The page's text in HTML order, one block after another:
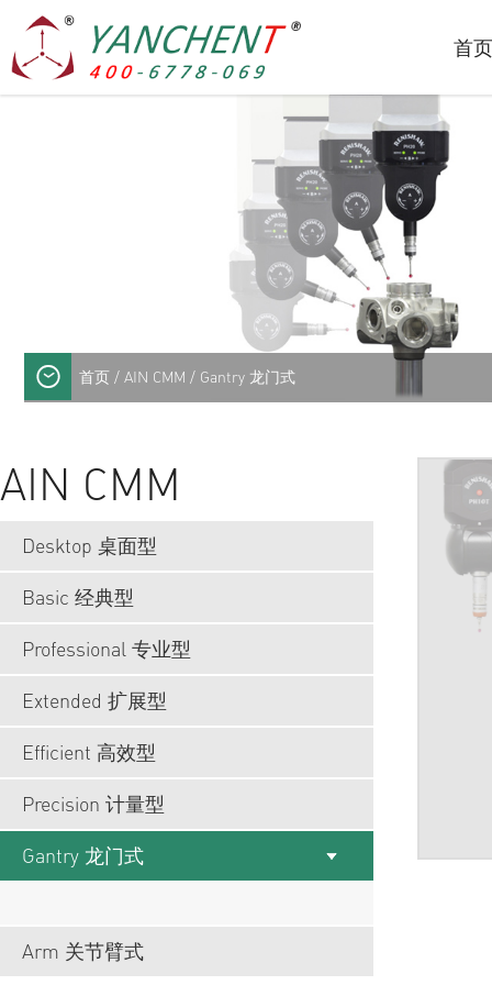
首
首页 / AIN CMM / Gantry 龙门式
AIN CMM
Desktop 桌面型
Basic 经典型
Professional 专业型
Extended 扩展型
Efficient 高效型
Precision 计量型
Gantry 龙门式
Arm 关节臂式